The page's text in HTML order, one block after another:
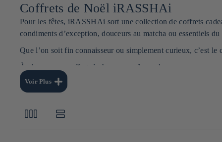
C
o
l
l
e
c
Coffrets de Noël iRASSHAi
Pour les fêtes, iRASSHAi sort une collection de coffrets
condiments d’exception, douceurs au matcha ou essentiels
Que l’on soit fin connaisseur ou simplement curieux, c’est
À chacun son coffret, à chacun son Japon !
Voir Plus